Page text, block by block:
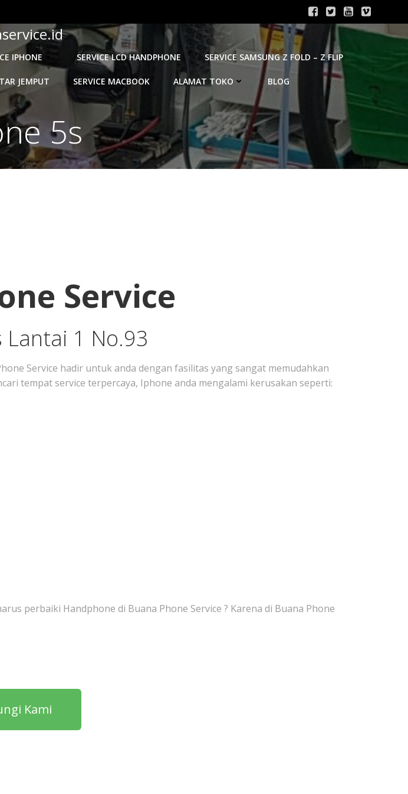
IPHONE SERVICE LCD HANDPHONE SERVICE SAMSUNG Z FOLD – Z FLIP
JEMPUT SERVICE MACBOOK ALAMAT TOKO BLOG
5s
Service
Lantai 1 No.93
Service hadir untuk anda dengan fasilitas yang sangat memudahkan
tempat service terpercaya, Iphone anda mengalami kerusakan seperti:
perbaiki Handphone di Buana Phone Service ? Karena di Buana Phone
Kami